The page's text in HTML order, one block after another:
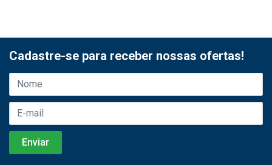
Cadastre-se para receber nossas ofertas!